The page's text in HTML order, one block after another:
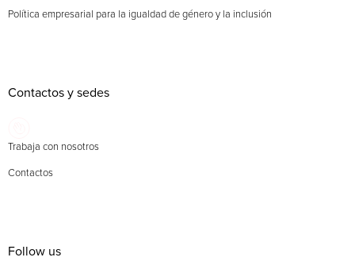
Política empresarial para la igualdad de género y la inclusión
Contactos y sedes
Trabaja con nosotros
Contactos
Follow us